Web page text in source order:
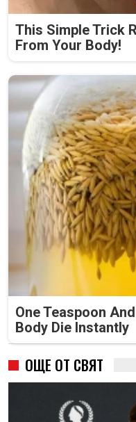
This Simple Trick
From Your Body!
One Teaspoon
Body Die Instantly
ОЩЕ ОТ СВЯТ